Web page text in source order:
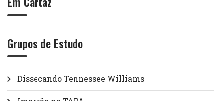
Grupos de Estudo
Dissecando Tennessee Williams